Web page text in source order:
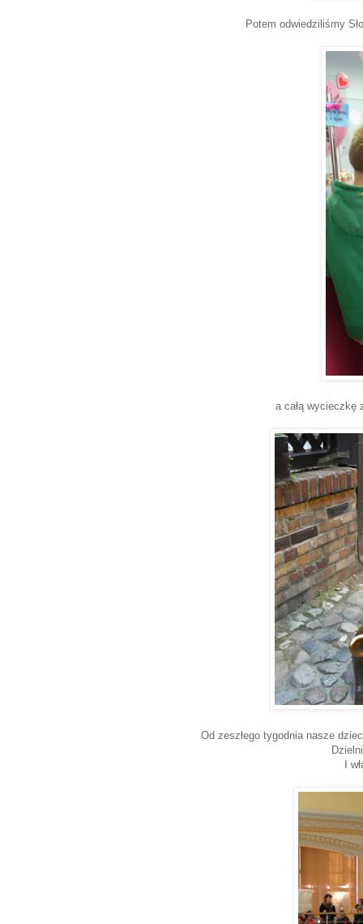
Potem odwiedziliśmy
a całą
Od zeszłego tygodnia nasze
I